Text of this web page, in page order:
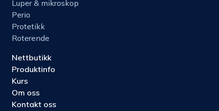
Luper & mikroskop
Perio
Protetikk
Roterende
Nettbutikk
Produktinfo
Kurs
Om oss
Kontakt oss